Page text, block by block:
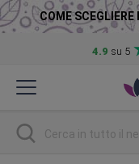
COME SCEGLIERE
4.9 su 5
al
Ricerca